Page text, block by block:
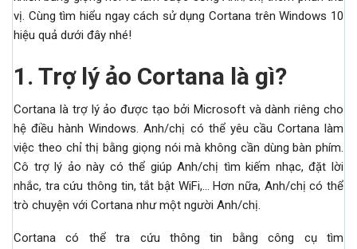
vị. Cùng tìm hiểu ngay cách sử dụng Cortana trên Windows 10
hiệu quả dưới đây nhé!
1. Trợ lý ảo Cortana là gì?
Cortana là trợ lý ảo được tạo bởi Microsoft và dành riêng cho
hệ điều hành Windows. Anh/chị có thể yêu cầu Cortana làm
việc theo chỉ thị bằng giọng nói mà không cần dùng bàn phím.
Cô trợ lý ảo này có thể giúp Anh/chị tìm kiếm nhạc, đặt lời
nhắc, tra cứu thông tin, tắt bật WiFi,… Hơn nữa, Anh/chị có thể
trò chuyện với Cortana như một người Anh/chị.
Cortana có thể tra cứu thông tin bằng công cụ tìm